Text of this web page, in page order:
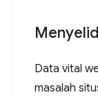
Data vital
masalah